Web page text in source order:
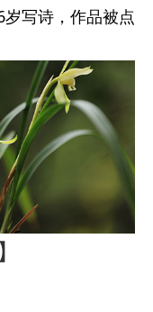
写诗，作品被点